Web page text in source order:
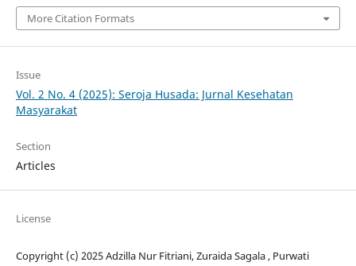
More Citation Formats
Issue
Vol. 2 No. 4 (2025): Seroja Husada: Jurnal Kesehatan
Masyarakat
Section
Articles
License
Copyright (c) 2025 Adzilla Nur Fitriani, Zuraida Sagala , Purwati